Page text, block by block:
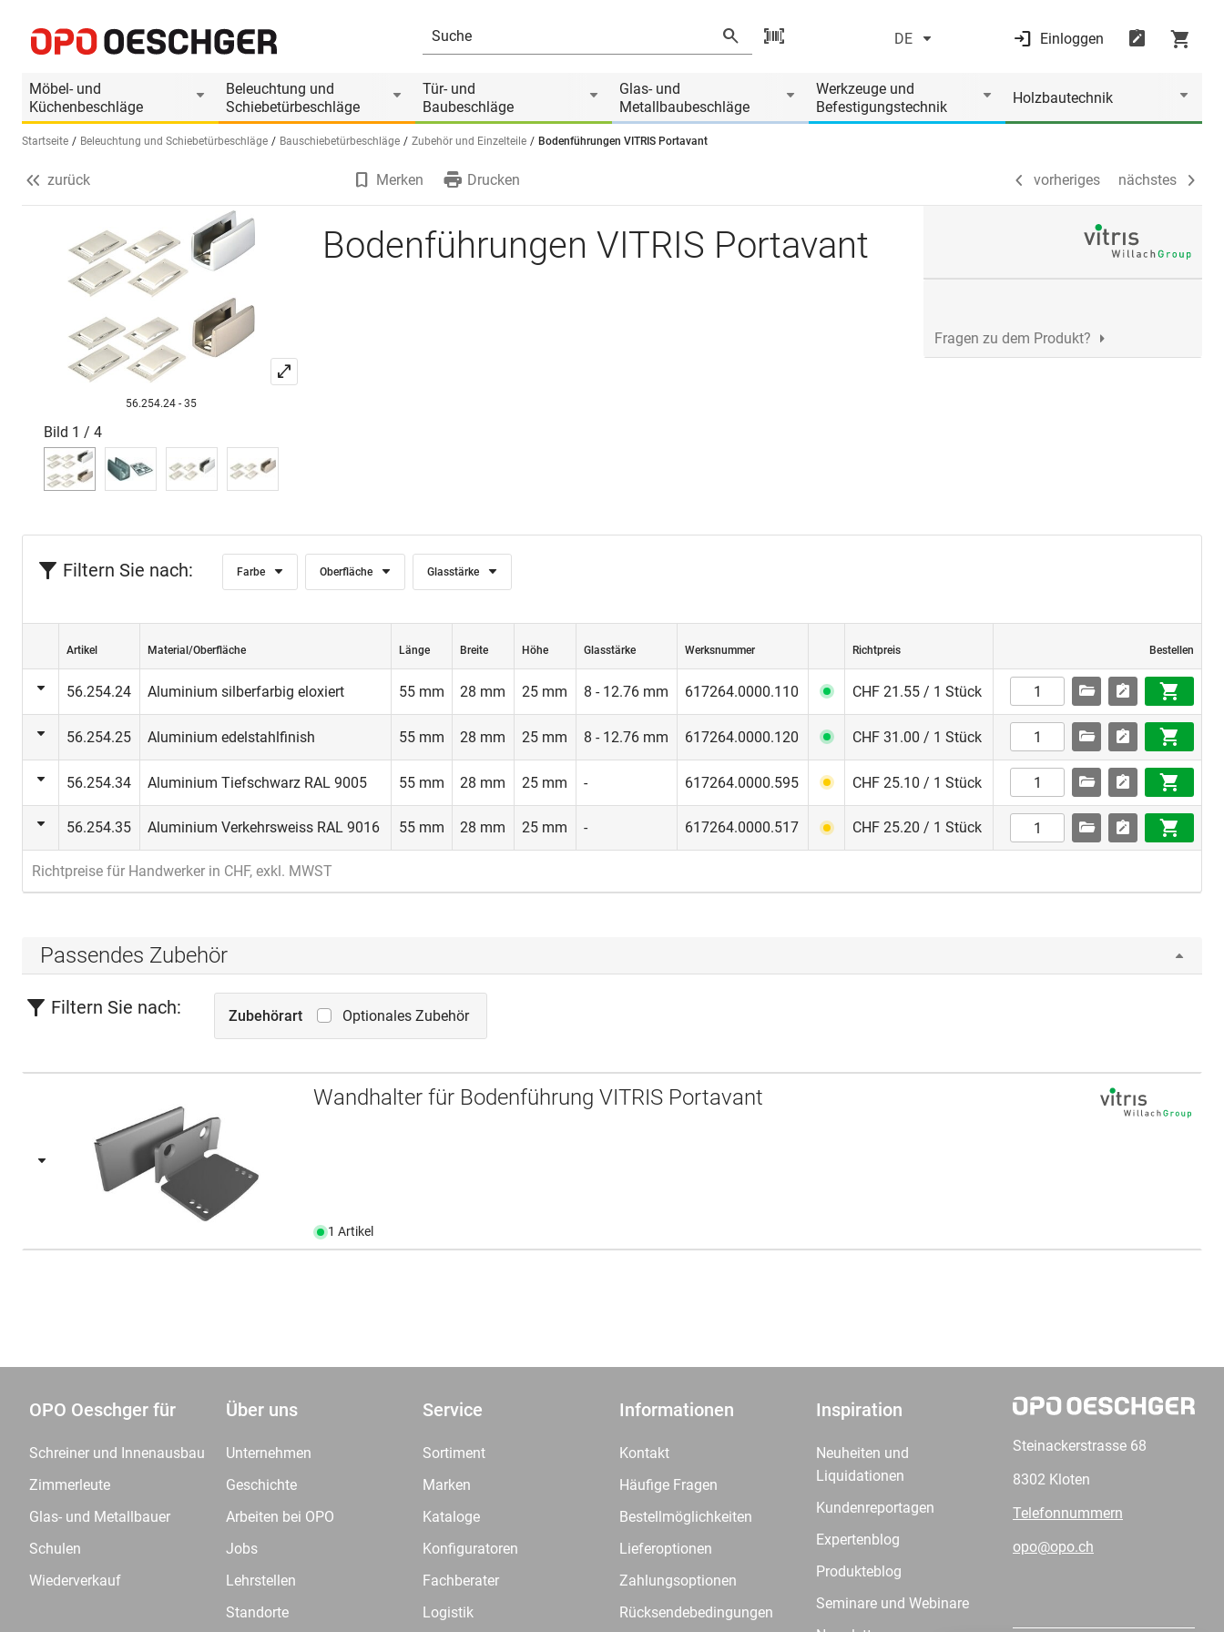
DE Einloggen
Möbel- und
Küchenbeschläge
Beleuchtung und
Schiebetürbeschläge
Tür- und
Baubeschläge
Glas- und
Metallbaubeschläge
Werkzeuge und
Befestigungstechnik
Holzbautechnik
Sprache wählen (DE)
Startseite Beleuchtung und Schiebetürbeschläge Bauschiebetürbeschläge Zubehör und Einzelteile Bodenführungen VITRIS Portavant
Produktinformationen
Passendes Zubehör vorheriges nächstes
zurück Merken Drucken vorheriges nächstes
56.254.24 - 35
Bild 1 / 4
Bodenführungen VITRIS Portavant
Fragen zu dem Produkt?
Filtern Sie nach: Farbe Oberfläche Glasstärke
Artikel Material/Oberfläche Länge Breite Höhe Glasstärke Werksnummer Richtpreis Bestellen
56.254.24 Aluminium silberfarbig eloxiert 55 mm 28 mm 25 mm 8 - 12.76 mm 617264.0000.110 CHF 21.55 / 1 Stück
56.254.25 Aluminium edelstahlfinish 55 mm 28 mm 25 mm 8 - 12.76 mm 617264.0000.120 CHF 31.00 / 1 Stück
56.254.34 Aluminium Tiefschwarz RAL 9005 55 mm 28 mm 25 mm - 617264.0000.595 CHF 25.10 / 1 Stück
56.254.35 Aluminium Verkehrsweiss RAL 9016 55 mm 28 mm 25 mm - 617264.0000.517 CHF 25.20 / 1 Stück
Richtpreise für Handwerker in CHF, exkl. MWST
Passendes Zubehör
Filtern Sie nach: Zubehörart Optionales Zubehör
Wandhalter für Bodenführung VITRIS Portavant
1 Artikel
OPO Oeschger für
Schreiner und Innenausbau
Zimmerleute
Glas- und Metallbauer
Schulen
Wiederverkauf
Über uns
Unternehmen
Geschichte
Arbeiten bei OPO
Jobs
Lehrstellen
Standorte
Service
Sortiment
Marken
Kataloge
Konfiguratoren
Fachberater
Logistik
Informationen
Kontakt
Häufige Fragen
Bestellmöglichkeiten
Lieferoptionen
Zahlungsoptionen
Rücksendebedingungen
Inspiration
Neuheiten und
Liquidationen
Kundenreportagen
Expertenblog
Produkteblog
Seminare und Webinare
Steinackerstrasse 68
8302 Kloten
Telefonnummern
opo@opo.ch